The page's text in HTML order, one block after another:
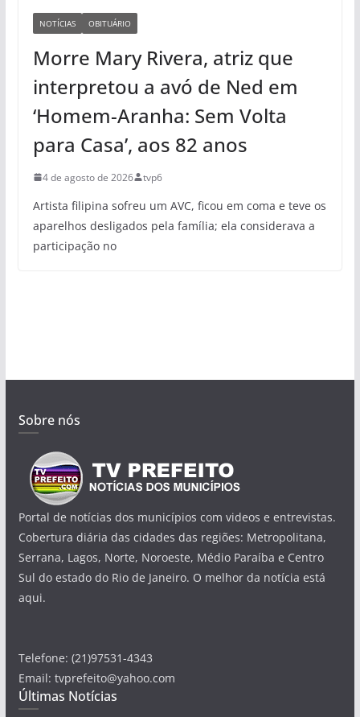
NOTÍCIAS OBITUÁRIO
Morre Mary Rivera, atriz que
interpretou a avó de Ned em
‘Homem-Aranha: Sem Volta
para Casa’, aos 82 anos
4 de agosto de 2026 tvp6
Artista filipina sofreu um AVC, ficou em coma e teve os
aparelhos desligados pela família; ela considerava a
participação no
Sobre nós
Portal de notícias dos municípios com videos e entrevistas.
Cobertura diária das cidades das regiões: Metropolitana,
Serrana, Lagos, Norte, Noroeste, Médio Paraíba e Centro
Sul do estado do Rio de Janeiro. O melhor da notícia está
aqui.
Telefone: (21)97531-4343
Email: tvprefeito@yahoo.com
Últimas Notícias